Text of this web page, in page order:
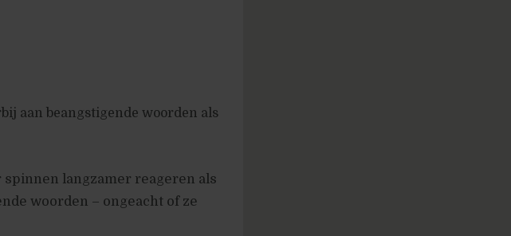
aan beangstigende woorden als
langzamer reageren als
woorden – ongeacht of ze